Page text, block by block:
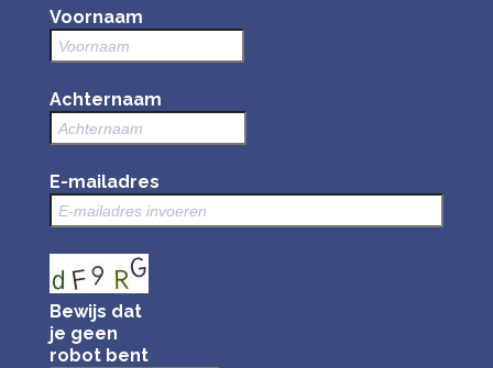
Voornaam
Achternaam
E-mailadres
Bewijs dat
je geen
robot bent